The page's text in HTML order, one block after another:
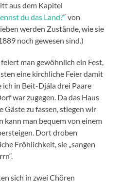
aus dem Kapitel
du das Land?“ von
werden Zustände, wie sie
noch gewesen sind.)
man gewöhnlich ein Fest,
eine kirchliche Feier damit
in Beit-Djála drei Paare
war zugegen. Da das Haus
Gäste zu fassen, stiegen wir
kann man bequem von einem
Dort droben
Fröhlichkeit, sie „sangen
sich in zwei Chören